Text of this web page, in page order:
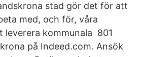
stad gör det för att
med, och för, våra
leverera kommunala 801
på Indeed.com. Ansök